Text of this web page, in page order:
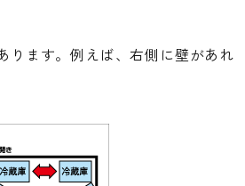
ります。例えば、右側に壁があれ